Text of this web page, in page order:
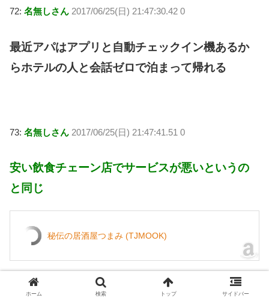
72: 名無しさん 2017/06/25(日) 21:47:30.42 0
最近アパはアプリと自動チェックイン機あるか
らホテルの人と会話ゼロで泊まって帰れる
73: 名無しさん 2017/06/25(日) 21:47:41.51 0
安い飲食チェーン店でサービスが悪いというの
と同じ
秘伝の居酒屋つまみ (TJMOOK)
引用元:
http://matsuri.2ch.net/test/read.cgi/morningcoffee/1498394128/
ホーム 検索 トップ サイドバー